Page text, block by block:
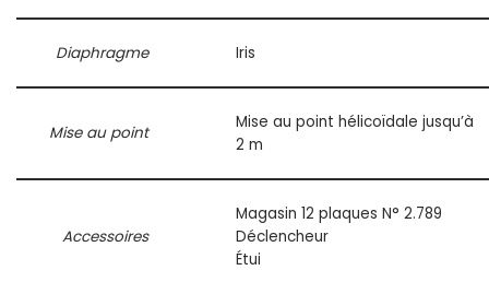
Diaphragme Iris
Mise au point
Mise au point hélicoïdale jusqu’à
2 m
Accessoires
Magasin 12 plaques N° 2.789
Déclencheur
Étui